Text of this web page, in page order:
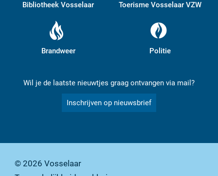
Bibliotheek Vosselaar Toerisme Vosselaar VZW
Brandweer Politie
Wil je de laatste nieuwtjes graag ontvangen via mail?
Inschrijven op nieuwsbrief
© 2026 Vosselaar